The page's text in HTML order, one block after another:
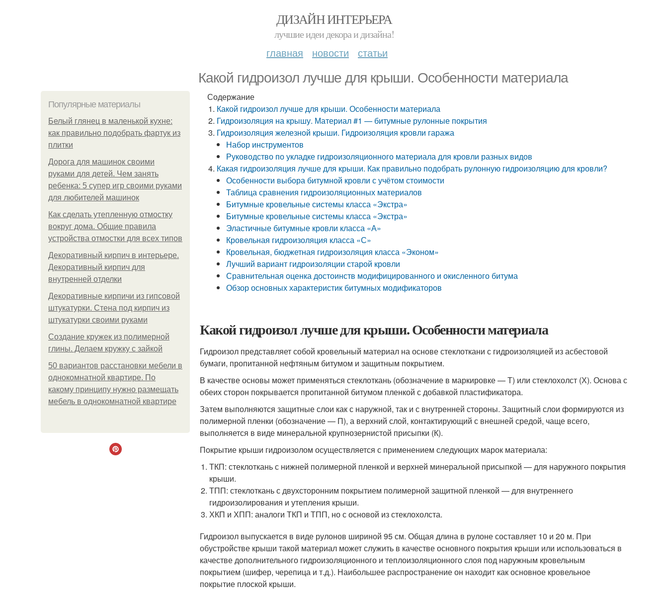
ДИЗАЙН ИНТЕРЬЕРА
лучшие идеи декора и дизайна!
главная новости статьи
Какой гидроизол лучше для крыши. Особенности материала
Популярные материалы
Белый глянец в маленькой кухне:
как правильно подобрать фартук из
плитки
Дорога для машинок своими
руками для детей. Чем занять
ребенка: 5 супер игр своими руками
для любителей машинок
Как сделать утепленную отмостку
вокруг дома. Общие правила
устройства отмостки для всех типов
Декоративный кирпич в интерьере.
Декоративный кирпич для
внутренней отделки
Декоративные кирпичи из гипсовой
штукатурки. Стена под кирпич из
штукатурки своими руками
Создание кружек из полимерной
глины. Делаем кружку с зайкой
50 вариантов расстановки мебели в
однокомнатной квартире. По
какому принципу нужно размещать
мебель в однокомнатной квартире
Содержание
Какой гидроизол лучше для крыши. Особенности материала
Гидроизоляция на крышу. Материал #1 — битумные рулонные покрытия
Гидроизоляция железной крыши. Гидроизоляция кровли гаража
Набор инструментов
Руководство по укладке гидроизоляционного материала для кровли разных видов
Какая гидроизоляция лучше для крыши. Как правильно подобрать рулонную гидроизоляцию для кровли?
Особенности выбора битумной кровли с учётом стоимости
Таблица сравнения гидроизоляционных материалов
Битумные кровельные системы класса «Экстра»
Битумные кровельные системы класса «Экстра»
Эластичные битумные кровли класса «А»
Кровельная гидроизоляция класса «С»
Кровельная, бюджетная гидроизоляция класса «Эконом»
Лучший вариант гидроизоляции старой кровли
Сравнительная оценка достоинств модифицированного и окисленного битума
Обзор основных характеристик битумных модификаторов
Какой гидроизол лучше для крыши. Особенности материала
Гидроизол представляет собой кровельный материал на основе стеклоткани с гидроизоляцией из асбестовой
бумаги, пропитанной нефтяным битумом и защитным покрытием.
В качестве основы может применяться стеклоткань (обозначение в маркировке — Т) или стеклохолст (Х). Основа с
обеих сторон покрывается пропитанной битумом пленкой с добавкой пластификатора.
Затем выполняются защитные слои как с наружной, так и с внутренней стороны. Защитный слои формируются из
полимерной пленки (обозначение — П), а верхний слой, контактирующий с внешней средой, чаще всего,
выполняется в виде минеральной крупнозернистой присыпки (К).
Покрытие крыши гидроизолом осуществляется с применением следующих марок материала:
ТКП: стеклоткань с нижней полимерной пленкой и верхней минеральной присыпкой — для наружного покрытия
крыши.
ТПП: стеклоткань с двухсторонним покрытием полимерной защитной пленкой — для внутреннего
гидроизолирования и утепления крыши.
ХКП и ХПП: аналоги ТКП и ТПП, но с основой из стеклохолста.
Гидроизол выпускается в виде рулонов шириной 95 см. Общая длина в рулоне составляет 10 и 20 м. При
обустройстве крыши такой материал может служить в качестве основного покрытия крыши или использоваться в
качестве дополнительного гидроизоляционного и теплоизоляционного слоя под наружным кровельным
покрытием (шифер, черепица и т.д.). Наибольшее распространение он находит как основное кровельное
покрытие плоской крыши.